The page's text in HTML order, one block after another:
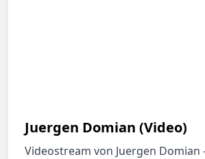
Juergen Domian (Video)
Videostream von Juergen Domian